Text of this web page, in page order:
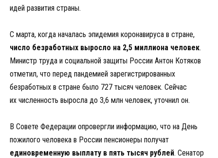
идей развития страны.
С марта, когда началась эпидемия коронавируса в стране,
число безработных выросло на 2,5 миллиона человек.
Министр труда и социальной защиты России Антон Котяков
отметил, что перед пандемией зарегистрированных
безработных в стране было 727 тысяч человек. Сейчас
их численность выросла до 3,6 млн человек, уточнил он.
В Совете Федерации опровергли информацию, что на День
пожилого человека в России пенсионеры получат
единовременную выплату в пять тысяч рублей. Сенатор